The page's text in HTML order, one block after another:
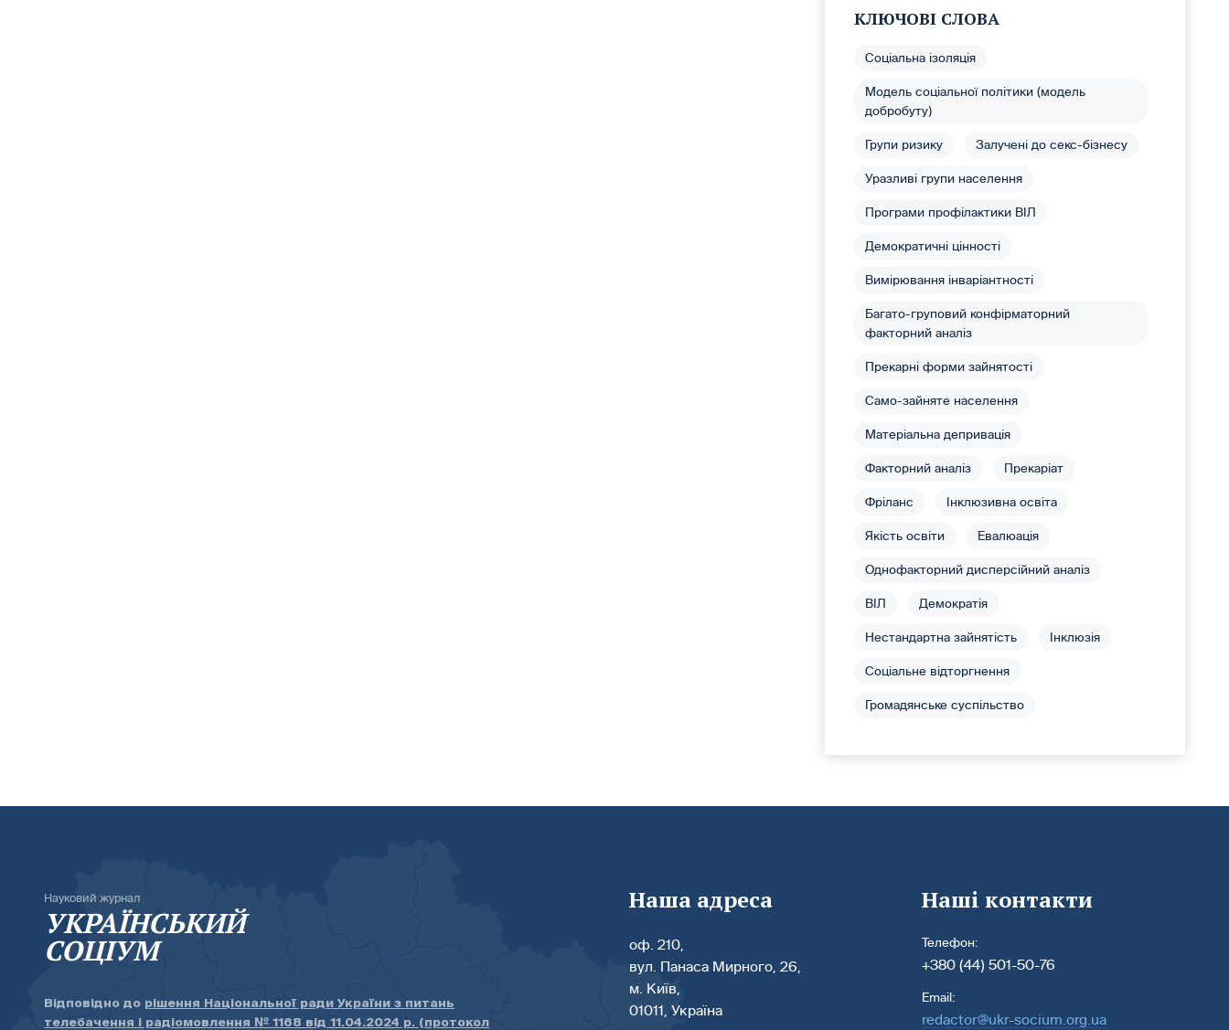
КЛЮЧОВІ СЛОВА
Соціальна ізоляція
Модель соціальної політики (модель
добробуту)
Групи ризику Залучені до секс-бізнесу
Уразливі групи населення
Програми профілактики ВІЛ
Демократичні цінності
Вимірювання інваріантності
Багато-груповий конфірматорний
факторний аналіз
Прекарні форми зайнятості
Само-зайняте населення
Матеріальна депривація
Факторний аналіз Прекаріат
Фріланс Інклюзивна освіта
Якість освіти Евалюація
Однофакторний дисперсійний аналіз
ВІЛ Демократія
Нестандартна зайнятість Інклюзія
Соціальне відторгнення
Громадянське суспільство
Науковий журнал
УКРАЇНСЬКИЙ
СОЦІУМ
Відповідно до рішення Національної ради України з питань
телебачення і радіомовлення № 1168 від 11.04.2024 р. (протокол
Наша адреса
оф. 210,
вул. Панаса Мирного, 26,
м. Київ,
01011, Україна
Наші контакти
Телефон:
+380 (44) 501-50-76
Email:
redactor@ukr-socium.org.ua